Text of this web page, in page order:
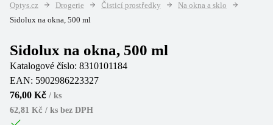
Optys.cz Drogerie Čisticí prostředky
Na okna a sklo
Sidolux na okna, 500 ml
Sidolux na okna, 500 ml
Katalogové číslo: 8310101184
EAN: 5902986223327
76,00 Kč / ks
62,81 Kč / ks bez DPH